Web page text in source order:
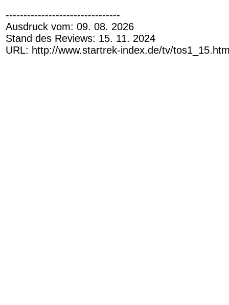
--------------------------------
Ausdruck vom: 09. 08. 2026
Stand des Reviews: 15. 11. 2024
URL: http://www.startrek-index.de/tv/